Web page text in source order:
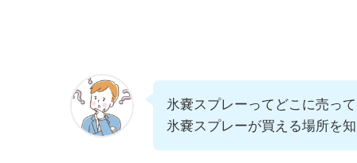
氷嚢スプレーってどこに売って
氷嚢スプレーが買える場所を知